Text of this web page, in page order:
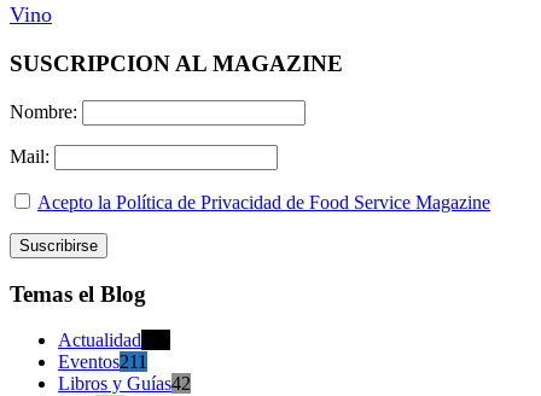
Vino
SUSCRIPCION AL MAGAZINE
Nombre:
Mail:
Acepto la Política de Privacidad de Food Service Magazine
Temas el Blog
Actualidad
Eventos211
Libros y Guías42